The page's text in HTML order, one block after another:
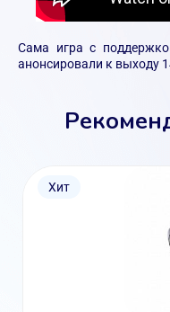
Сама игра с
анонсировали к выходу
Хит